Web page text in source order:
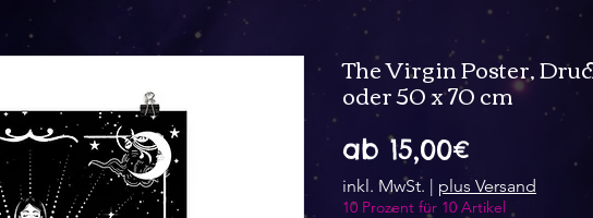
The Virgin Poster,
oder 50 x 70 cm
ab15,00€Sale-
Preis
inkl. MwSt. | plus Versand
10 Prozent für 10 Artikel